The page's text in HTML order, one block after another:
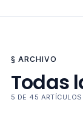
§ ARCHIVO
Todas
5 DE 45 ARTÍCULOS